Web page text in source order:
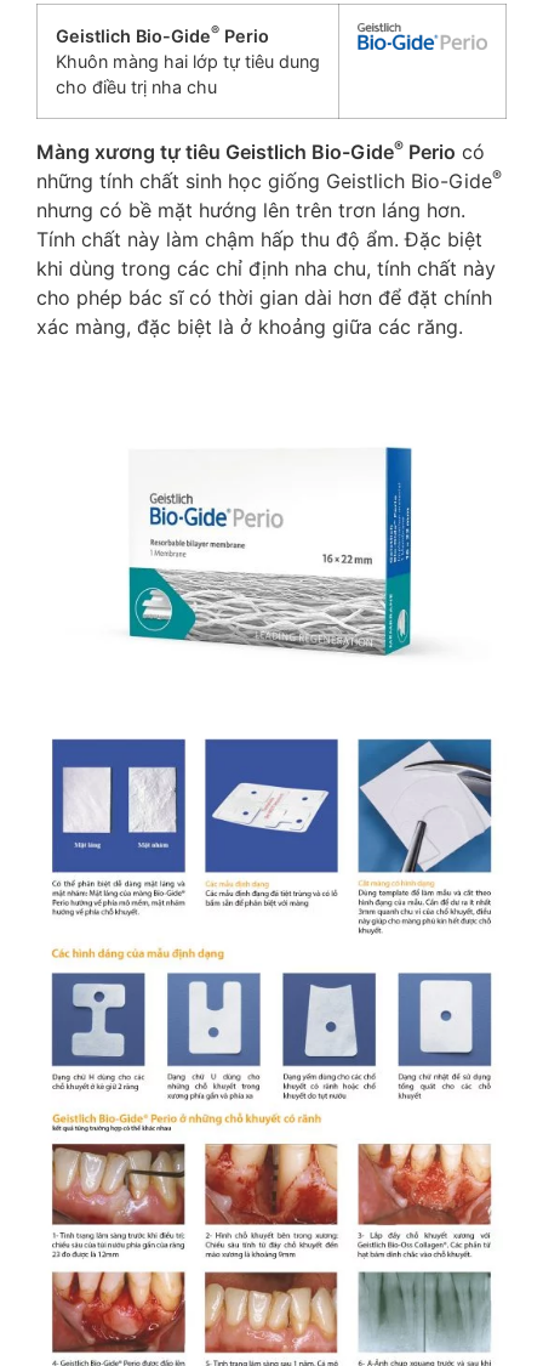
Geistlich Bio-Gide® Perio
Khuôn màng hai lớp tự tiêu dung
cho điều trị nha chu
Màng xương tự tiêu Geistlich Bio-Gide® Perio có
những tính chất sinh học giống Geistlich Bio-Gide®
nhưng có bề mặt hướng lên trên trơn láng hơn.
Tính chất này làm chậm hấp thu độ ẩm. Đặc biệt
khi dùng trong các chỉ định nha chu, tính chất này
cho phép bác sĩ có thời gian dài hơn để đặt chính
xác màng, đặc biệt là ở khoảng giữa các răng.